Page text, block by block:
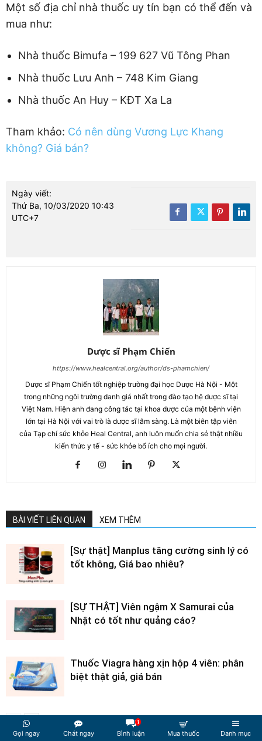
Một số địa chỉ nhà thuốc uy tín bạn có thể đến và
mua như:
Nhà thuốc Bimufa – 199 627 Vũ Tông Phan
Nhà thuốc Lưu Anh – 748 Kim Giang
Nhà thuốc An Huy – KĐT Xa La
Tham khảo: Có nên dùng Vương Lực Khang
không? Giá bán?
Ngày viết:
Thứ Ba, 10/03/2020 10:43
UTC+7
Dược sĩ Phạm Chiến
https://www.healcentral.org/author/ds-phamchien/
Dược sĩ Phạm Chiến tốt nghiệp trường đại học Dược Hà Nội - Một
trong những ngôi trường danh giá nhất trong đào tạo hệ dược sĩ tại
Việt Nam. Hiện anh đang công tác tại khoa dược của một bệnh viện
lớn tại Hà Nội với vai trò là dược sĩ lâm sàng. Là một biên tập viên
của Tạp chí sức khỏe Heal Central, anh luôn muốn chia sẻ thật nhiều
kiến thức y tế - sức khỏe bổ ích cho mọi người.
BÀI VIẾT LIÊN QUAN XEM THÊM
[Sự thật] Manplus tăng cường sinh lý có
tốt không, Giá bao nhiêu?
[SỰ THẬT] Viên ngậm X Samurai của
Nhật có tốt như quảng cáo?
Thuốc Viagra hàng xịn hộp 4 viên: phân
biệt thật giả, giá bán
Gọi ngay Chát ngay
1
Bình luận Mua thuốc Danh mục